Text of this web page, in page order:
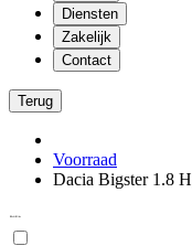
Diensten
Zakelijk
Contact
Terug
Voorraad
Dacia Bigster 1.8